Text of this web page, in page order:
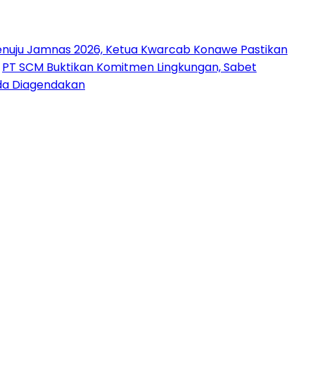
Jamnas 2026, Ketua Kwarcab Konawe Pastikan
PT SCM Buktikan Komitmen Lingkungan, Sabet
Diagendakan